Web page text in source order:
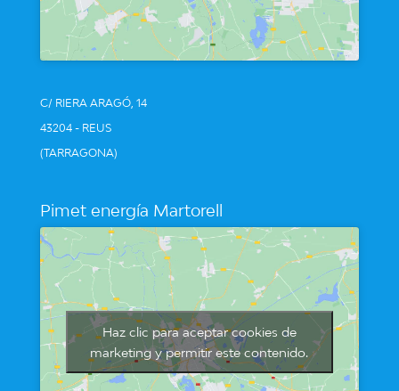
C/ RIERA ARAGÓ, 14
43204 - REUS
(TARRAGONA)
Pimet energía Martorell
Haz clic para aceptar cookies de
marketing y permitir este contenido.